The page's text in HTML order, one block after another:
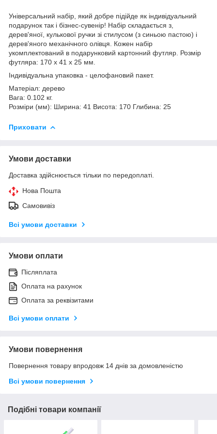
Універсальний набір, який добре підійде як індивідуальний
подарунок так і бізнес-сувенір! Набір складається з,
дерев'яної, кулькової ручки зі стилусом (з синьою пастою) і
дерев'яного механічного олівця. Кожен набір
укомплектований в подарунковий картонний футляр. Розмір
футляра: 170 х 41 х 25 мм.
Індивідуальна упаковка - целофановий пакет.
Матеріал: дерево
Вага: 0.102 кг.
Розміри (мм): Ширина: 41 Висота: 170 Глибина: 25
Приховати
Умови доставки
Доставка здійснюється тільки по передоплаті.
Нова Пошта
Самовивіз
Всі умови доставки
Умови оплати
Післяплата
Оплата на рахунок
Оплата за реквізитами
Всі умови оплати
Умови повернення
Повернення товару впродовж 14 днів за домовленістю
Всі умови повернення
Подібні товари компанії